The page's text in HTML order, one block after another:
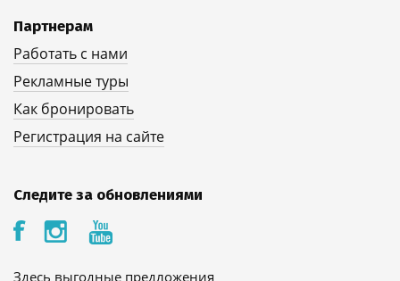
Партнерам
Работать с нами
Рекламные туры
Как бронировать
Регистрация на сайте
Следите за обновлениями
Здесь выгодные предложения